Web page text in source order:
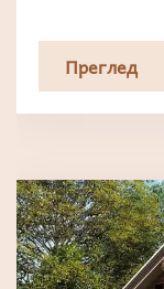
Преглед